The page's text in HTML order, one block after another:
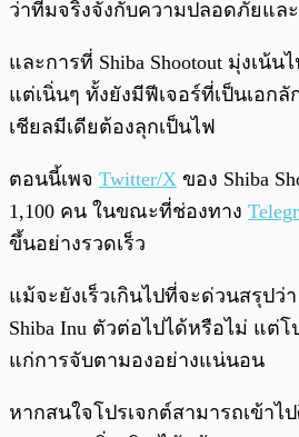
ว่าทีมจริงจังกับความปลอดภัยแล
และการที่ Shiba Shootout มุ่งเน้
แต่เนิ่นๆ ทั้งยังมีฟีเจอร์ที่เป็นเอก
เชียลมีเดียต้องลุกเป็นไฟ
ตอนนี้เพจ Twitter/X ของ Shiba
1,100 คน ในขณะที่ช่องทาง
ขึ้นอย่างรวดเร็ว
แม้จะยังเร็วเกินไปที่จะด่วนสรุปว่า
Shiba Inu ตัวต่อไปได้หรือไม่ แต่
แก่การจับตามองอย่างแน่นอน
หากสนใจโปรเจกต์สามารถเข้าไ